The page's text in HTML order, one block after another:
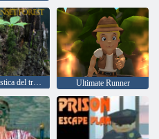
Foresta mistica del tramonto Ultimate Runner